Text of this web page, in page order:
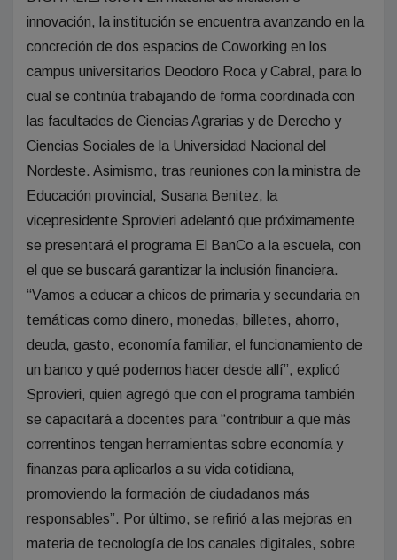
innovación, la institución se encuentra avanzando en la
concreción de dos espacios de Coworking en los
campus universitarios Deodoro Roca y Cabral, para lo
cual se continúa trabajando de forma coordinada con
las facultades de Ciencias Agrarias y de Derecho y
Ciencias Sociales de la Universidad Nacional del
Nordeste. Asimismo, tras reuniones con la ministra de
Educación provincial, Susana Benitez, la
vicepresidente Sprovieri adelantó que próximamente
se presentará el programa El BanCo a la escuela, con
el que se buscará garantizar la inclusión financiera.
“Vamos a educar a chicos de primaria y secundaria en
temáticas como dinero, monedas, billetes, ahorro,
deuda, gasto, economía familiar, el funcionamiento de
un banco y qué podemos hacer desde allí”, explicó
Sprovieri, quien agregó que con el programa también
se capacitará a docentes para “contribuir a que más
correntinos tengan herramientas sobre economía y
finanzas para aplicarlos a su vida cotidiana,
promoviendo la formación de ciudadanos más
responsables”. Por último, se refirió a las mejoras en
materia de tecnología de los canales digitales, sobre